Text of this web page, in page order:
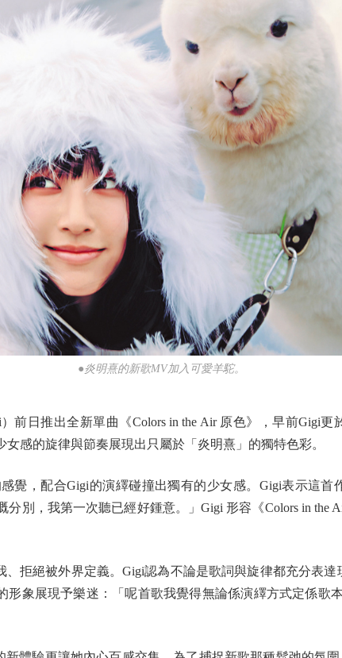
●炎明熹的新歌MV加入可愛羊駝。
日推出全新單曲《Colors in the Air 原色》，早前Gigi更
感的旋律與節奏展現出只屬於「炎明熹」的獨特色彩。
，配合Gigi的演繹碰撞出獨有的少女感。Gigi表示這首
別，我第一次聽已經好鍾意。」Gigi 形容《Colors in the
拒絕被外界定義。Gigi認為不論是歌詞與旋律都充分表達
形象展現予樂迷：「呢首歌我覺得無論係演繹方式定係歌